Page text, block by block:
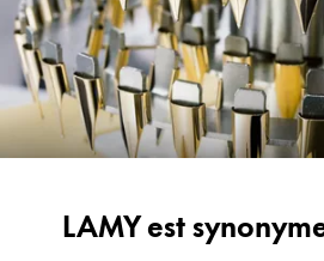
Stylo-plume
Stylo-bille
Stylo à pression/à vis
Roller
Stylo multi-système
Digital Writing
Quality
LAMY est